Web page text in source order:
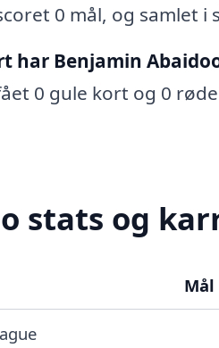
0 mål, og samlet i
har Benjamin
0 gule kort og 0
stats og
Mål